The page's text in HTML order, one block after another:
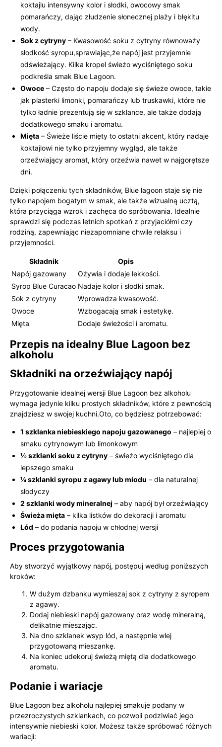
koktajlu intensywny kolor i słodki, owocowy smak
pomarańczy, dając złudzenie słonecznej plaży i błękitu
wody.
Sok z cytryny – Kwasowość soku z cytryny równoważy
słodkość syropu,sprawiając,że napój jest przyjemnie
odświeżający. Kilka kropel świeżo wyciśniętego soku
podkreśla smak Blue Lagoon.
Owoce – Często do napoju dodaje się świeże owoce, takie
jak plasterki limonki, pomarańczy lub truskawki, które nie
tylko ładnie prezentują się w szklance, ale także dodają
dodatkowego smaku i aromatu.
Mięta – Świeże liście mięty to ostatni akcent, który nadaje
koktajlowi nie tylko przyjemny wygląd, ale także
orzeźwiający aromat, który orzeźwia nawet w najgorętsze
dni.
Dzięki połączeniu tych składników, Blue lagoon staje się nie
tylko napojem bogatym w smak, ale także wizualną ucztą,
która przyciąga wzrok i zachęca do spróbowania. Idealnie
sprawdzi się podczas letnich spotkań z przyjaciółmi czy
rodziną, zapewniając niezapomniane chwile relaksu i
przyjemności.
Składnik
Opis
Napój gazowany
Ożywia i dodaje lekkości.
Syrop Blue Curacao Nadaje kolor i słodki smak.
Sok z cytryny
Wprowadza kwasowość.
Owoce
Wzbogacają smak i estetykę.
Mięta
Dodaje świeżości i aromatu.
Przepis na idealny Blue Lagoon bez
alkoholu
Składniki na orzeźwiający napój
Przygotowanie idealnej wersji Blue Lagoon bez alkoholu
wymaga jedynie kilku prostych składników, które z pewnością
znajdziesz w swojej kuchni.Oto, co będziesz potrzebować:
1 szklanka niebieskiego napoju gazowanego – najlepiej o
smaku cytrynowym lub limonkowym
½ szklanki soku z cytryny – świeżo wyciśniętego dla
lepszego smaku
¼ szklanki syropu z agawy lub miodu – dla naturalnej
słodyczy
2 szklanki wody mineralnej – aby napój był orzeźwiający
Świeża mięta – kilka listków do dekoracji i aromatu
Lód – do podania napoju w chłodnej wersji
Proces przygotowania
Aby stworzyć wyjątkowy napój, postępuj według poniższych
kroków:
W dużym dzbanku wymieszaj sok z cytryny z syropem
z agawy.
Dodaj niebieski napój gazowany oraz wodę mineralną,
delikatnie mieszając.
Na dno szklanek wsyp lód, a następnie wlej
przygotowaną mieszankę.
Na koniec udekoruj świeżą miętą dla dodatkowego
aromatu.
Podanie i wariacje
Blue Lagoon bez alkoholu najlepiej smakuje podany w
przezroczystych szklankach, co pozwoli podziwiać jego
intensywnie niebieski kolor. Możesz także spróbować różnych
wariacji: